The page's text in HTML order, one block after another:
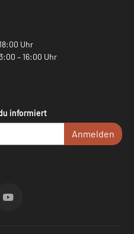
Uhr
– 16:00 Uhr
informiert
Anmelden
YouTube